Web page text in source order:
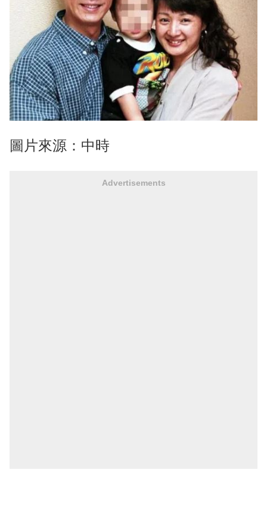
圖片來源：中時
Advertisements